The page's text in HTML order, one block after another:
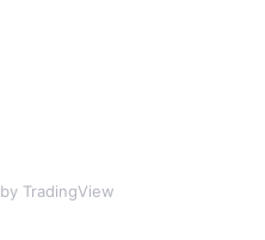
by TradingView